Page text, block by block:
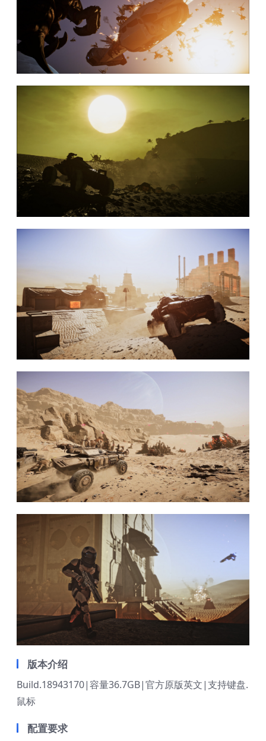
版本介绍
Build.18943170|容量36.7GB|官方原版英文|支持键盘.
鼠标
配置要求